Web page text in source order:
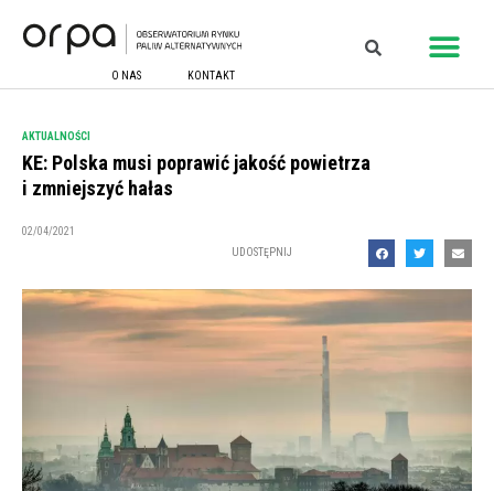
O NAS KONTAKT
AKTUALNOŚCI
KE: Polska musi poprawić jakość powietrza
i zmniejszyć hałas
02/04/2021
UDOSTĘPNIJ